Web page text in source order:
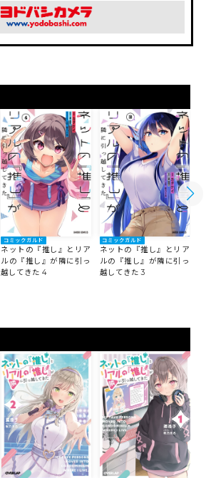
コミックガルド
ネットの『推し』とリア
ルの『推し』が隣に引っ
越してきた 4
コミックガルド
ネットの『推し』とリア
ルの『推し』が隣に引っ
越してきた 3